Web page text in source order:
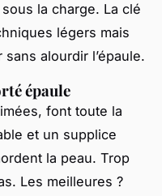
la charge. La clé
légers mais
alourdir l’épaule.
épaule
font toute la
et un supplice
la peau. Trop
Les meilleures ?